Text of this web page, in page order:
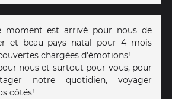
moment est arrivé pour nous de
et beau pays natal pour 4 mois
chargées d'émotions!
nous et surtout pour vous, pour
notre quotidien, voyager
côtés!